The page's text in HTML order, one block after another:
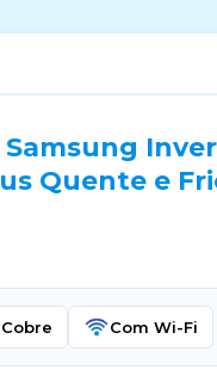
Quente e
Cobre Com Wi-Fi